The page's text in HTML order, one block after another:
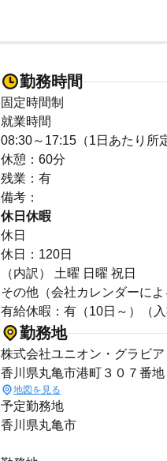
勤務時間
固定時間制
就業時間
08:30～17:15（1日あたり所
休憩：60分
残業：有
備考：
休日休暇
休日
休日：120日
（内訳） 土曜 日曜 祝日
その他（会社カレンダーによ
有給休暇：有（10日～）（
勤務地
株式会社ユニオン・グラビア
香川県丸亀市港町３０７番地
地図を見る
予定勤務地
香川県丸亀市